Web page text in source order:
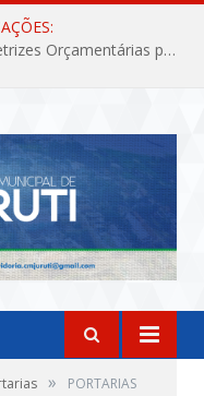
Câmara Municipal aprova Lei de Diretrizes Orçamentárias para o exercício financeiro de 2027
»
PORTARIAS